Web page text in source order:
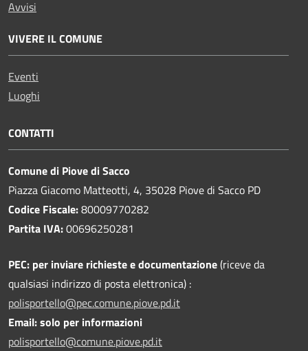
Avvisi
VIVERE IL COMUNE
Eventi
Luoghi
CONTATTI
Comune di Piove di Sacco
Piazza Giacomo Matteotti, 4, 35028 Piove di Sacco PD
Codice Fiscale:80009770282
Partita IVA:00696250281
PEC: per inviare richieste e documentazione(riceve da
qualsiasi indirizzo di posta elettronica) :
polisportello@pec.comune.piove.pd.it
Email: solo per informazioni
polisportello@comune.piove.pd.it